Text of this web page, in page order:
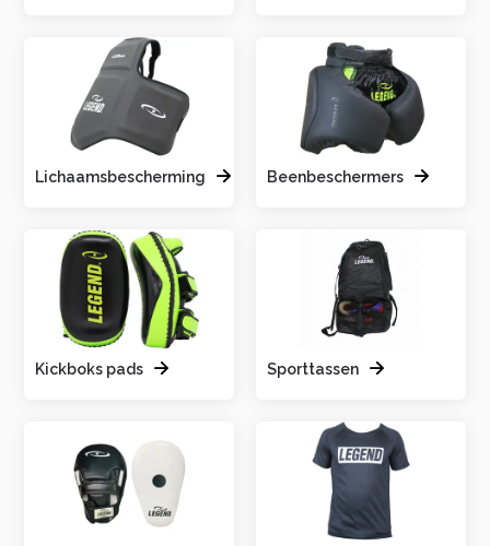
Lichaamsbescherming Beenbeschermers
Kickboks pads Sporttassen